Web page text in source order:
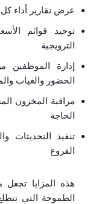
عرض تقارير أداء
توحيد قوائم
الترويجية
إدارة الموظفين
الحضور والغياب
مراقبة المخزون
الحاجة
تنفيذ التحديثات
الفروع
هذه المزايا تجعل
الطموحة التي